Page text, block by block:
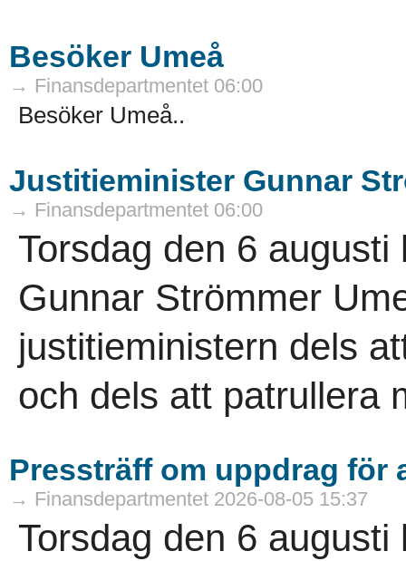
Besöker Umeå
→ Finansdepartmentet 06:00
Besöker Umeå..
Justitieminister Gunnar
→ Finansdepartmentet 06:00
Torsdag den 6
Gunnar Strömmer
justitieministern dels
och dels att patrullera
Pressträff om uppdrag för
→ Finansdepartmentet 2026-08-05 15:37
Torsdag den 6